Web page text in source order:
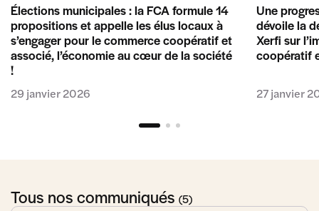
Élections municipales : la FCA formule 14
propositions et appelle les élus locaux à
s’engager pour le commerce coopératif et
associé, l’économie au cœur de la société
!
29 janvier 2026
Une
dévoile la
Xerfi sur
coopératif
27 janvier
Tous nos communiqués (5)